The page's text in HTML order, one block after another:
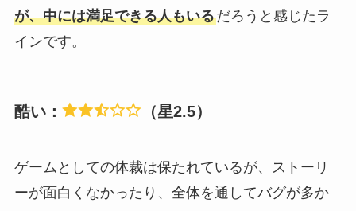
が、中には満足できる人もいるだろうと感じたラ
インです。
酷い： （星2.5）
ゲームとしての体裁は保たれているが、ストーリ
ーが面白くなかったり、全体を通してバグが多か